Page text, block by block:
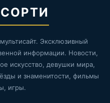
Эксклюзивный
информации. Новости,
искусство, девушки мира,
и знаменитости, фильмы
игры.